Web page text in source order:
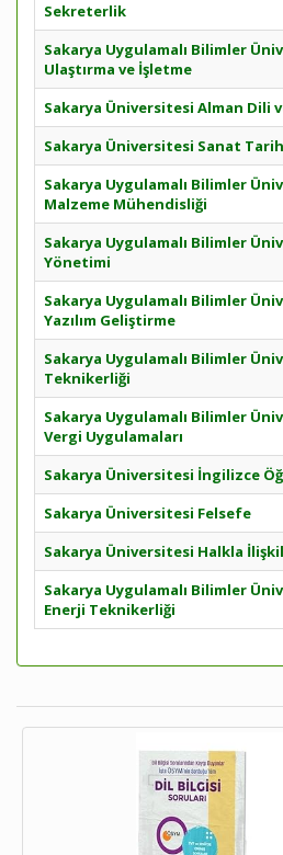
Sekreterlik
Sakarya Uygulamalı Bilimler
Ulaştırma ve İşletme
Sakarya Üniversitesi Alman Dili
Sakarya Üniversitesi Sanat
Sakarya Uygulamalı Bilimler
Malzeme Mühendisliği
Sakarya Uygulamalı Bilimler
Yönetimi
Sakarya Uygulamalı Bilimler
Yazılım Geliştirme
Sakarya Uygulamalı Bilimler
Teknikerliği
Sakarya Uygulamalı Bilimler
Vergi Uygulamaları
Sakarya Üniversitesi İngilizce
Sakarya Üniversitesi Felsefe
Sakarya Üniversitesi Halkla
Sakarya Uygulamalı Bilimler
Enerji Teknikerliği